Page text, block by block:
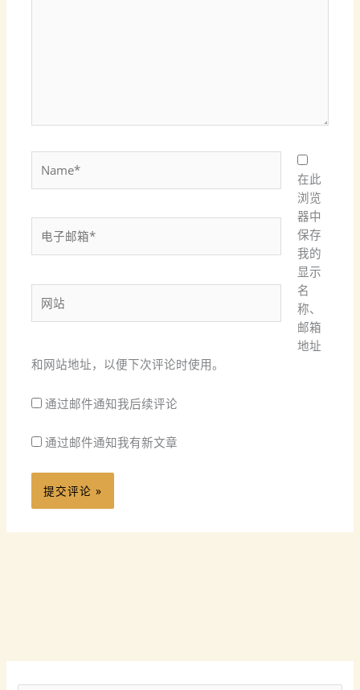
子
箱
站
在此
浏览
器中
保存
我的
显示
名
称、
邮箱
地址
和网站地址，以便下次评论时使用。
通过邮件通知我后续评论
通过邮件通知我有新文章